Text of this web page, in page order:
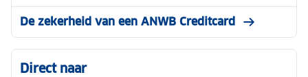
De zekerheid van een ANWB Creditcard
Direct naar